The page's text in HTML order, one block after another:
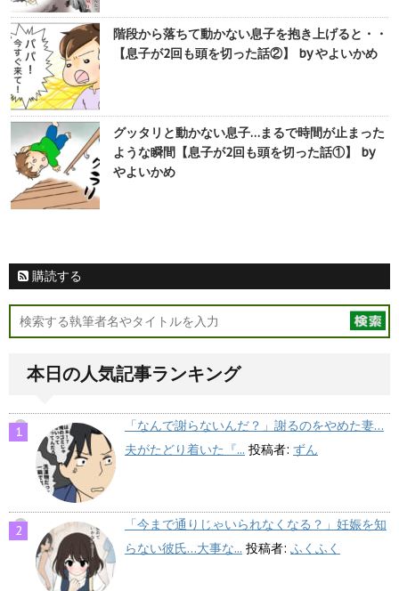
階段から落ちて動かない息子を抱き上げると・・
【息子が2回も頭を切った話②】 by やよいかめ
グッタリと動かない息子…まるで時間が止まった
ような瞬間【息子が2回も頭を切った話①】 by
やよいかめ
購読する
本日の人気記事ランキング
「なんで謝らないんだ？」謝るのをやめた妻…
夫がたどり着いた『... 投稿者: ずん
「今まで通りじゃいられなくなる？」妊娠を知
らない彼氏…大事な... 投稿者: ふくふく